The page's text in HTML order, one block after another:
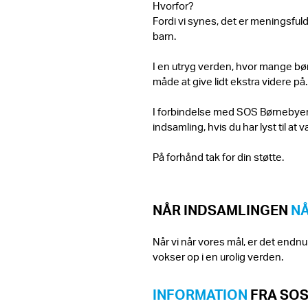
Hvorfor?
Fordi vi synes, det er
barn.
I en utryg verden, hvor mange
måde at give lidt ekstra videre på.
I forbindelse med SOS
indsamling, hvis du har lyst til at
På forhånd tak for din støtte.
NÅR INDSAMLINGEN
Når vi når vores mål, er det
vokser op i en urolig verden.
INFORMATION FRA